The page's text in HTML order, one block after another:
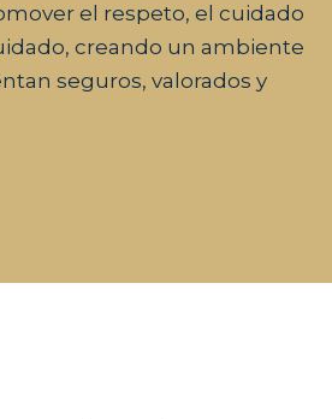
el respeto, el cuidado
creando un ambiente
seguros, valorados y